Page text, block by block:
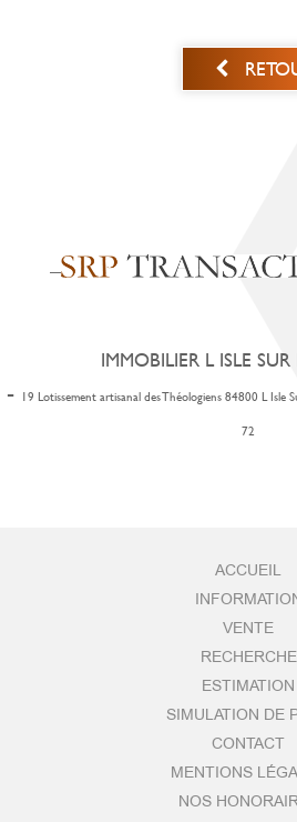
IMMOBILIER L ISLE
- 19 Lotissement artisanal des Théologiens 84800 L Isle
72
ACCUEIL
VENTE
RECHERCHE
ESTIMATION
SIMULATION DE
CONTACT
MENTIONS
NOS